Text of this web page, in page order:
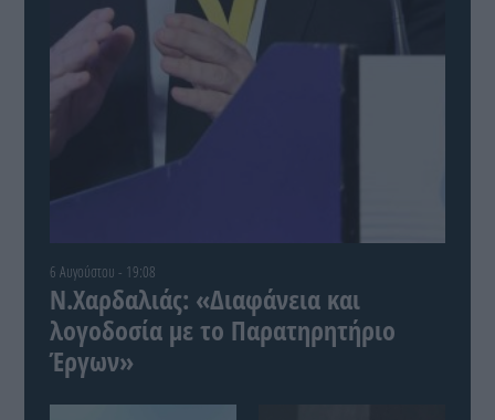
6 Αυγούστου - 19:08
Ν.Χαρδαλιάς: «Διαφάνεια και
λογοδοσία με το Παρατηρητήριο
Έργων»